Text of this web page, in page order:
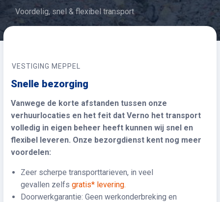
Voordelig, snel & flexibel transport.
VESTIGING MEPPEL
Snelle bezorging
Vanwege de korte afstanden tussen onze
verhuurlocaties en het feit dat Verno het transport
volledig in eigen beheer heeft kunnen wij snel en
flexibel leveren. Onze bezorgdienst kent nog meer
voordelen:
Zeer scherpe transporttarieven, in veel
gevallen zelfs gratis* levering.
Doorwerkgarantie: Geen werkonderbreking en